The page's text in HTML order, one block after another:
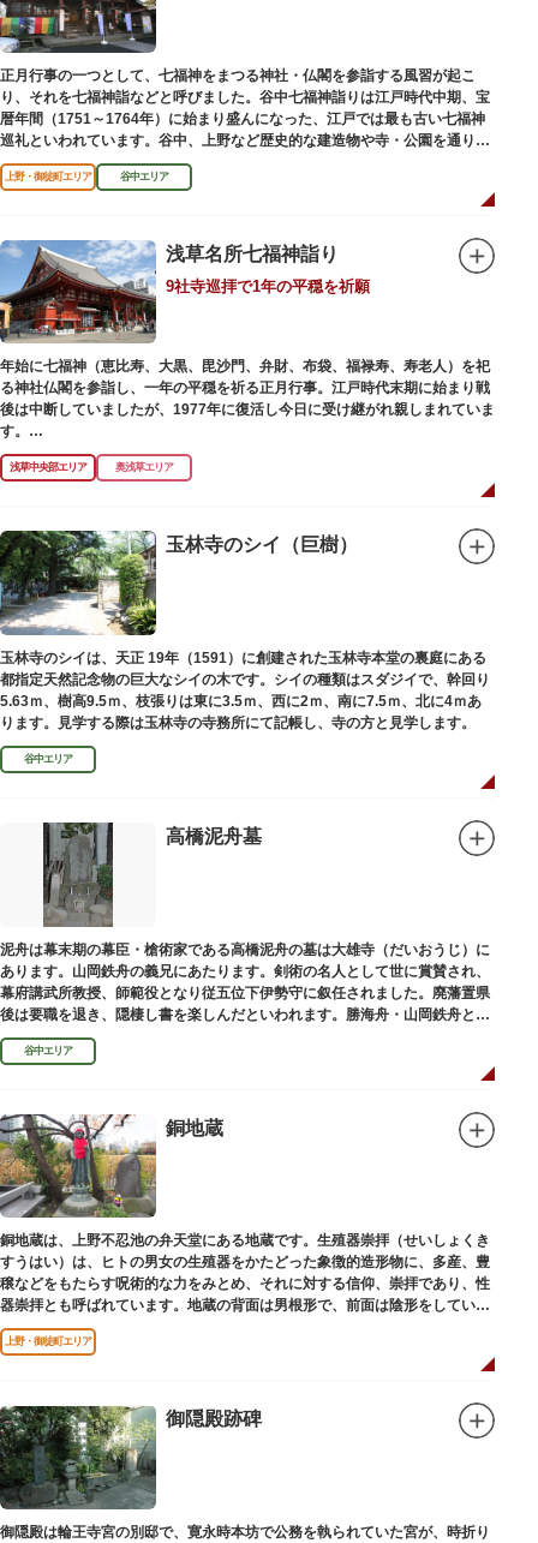
正月行事の一つとして、七福神をまつる神社・仏閣を参詣する風習が起こ
り、それを七福神詣などと呼びました。谷中七福神詣りは江戸時代中期、宝
暦年間（1751～1764年）に始まり盛んになった、江戸では最も古い七福神
巡礼といわれています。谷中、上野など歴史的な建造物や寺・公園を通りな
がら、ゆっくりと一日散策が楽しめるコースになっています。
上野・御徒町エリア 谷中エリア
浅草名所七福神詣り
9社寺巡拝で1年の平穏を祈願
年始に七福神（恵比寿、大黒、毘沙門、弁財、布袋、福禄寿、寿老人）を祀
る神社仏閣を参詣し、一年の平穏を祈る正月行事。江戸時代末期に始まり戦
後は中断していましたが、1977年に復活し今日に受け継がれ親しまれていま
す。
浅草名所七福神の特徴は福禄寿、寿老人が2社ずつあり、巡る社寺が9ヶ所あ
るところ。九は数の究み、鳩と言う字にも使われていて、鳩は「集まる」と
絵馬をつけ、色紙・福絵に御朱印をいただきながら巡拝しましょう。
江戸文化発祥の地といわれる浅草には、観音様の境内を中心として広く各所
に名所・旧跡があります。七福神をめぐる途中、これらの名跡も訪ねながら
江戸文化の面影を偲んでみてはいかがでしょうか。
御利益にあやかりながらの散策は、福徳と心の安らぎを与えてくれることで
しょう。
浅草中央部エリア 奥浅草エリア
玉林寺のシイ（巨樹）
玉林寺のシイは、天正 19年（1591）に創建された玉林寺本堂の裏庭にある
都指定天然記念物の巨大なシイの木です。シイの種類はスダジイで、幹回り
5.63ｍ、樹高9.5ｍ、枝張りは東に3.5ｍ、西に2ｍ、南に7.5ｍ、北に4ｍあ
ります。見学する際は玉林寺の寺務所にて記帳し、寺の方と見学します。
谷中エリア
高橋泥舟墓
泥舟は幕末期の幕臣・槍術家である高橋泥舟の墓は大雄寺（だいおうじ）に
あります。山岡鉄舟の義兄にあたります。剣術の名人として世に賞賛され、
幕府講武所教授、師範役となり従五位下伊勢守に叙任されました。廃藩置県
後は要職を退き、隠棲し書を楽しんだといわれます。勝海舟・山岡鉄舟と共
に幕末の三舟といわれています。
谷中エリア
銅地蔵
銅地蔵は、上野不忍池の弁天堂にある地蔵です。生殖器崇拝（せいしょくき
すうはい）は、ヒトの男女の生殖器をかたどった象徴的造形物に、多産、豊
穣などをもたらす呪術的な力をみとめ、それに対する信仰、崇拝であり、性
器崇拝とも呼ばれています。地蔵の背面は男根形で、前面は陰形をしていま
す。
上野・御徒町エリア
御隠殿跡碑
御隠殿は輪王寺宮の別邸で、寛永時本坊で公務を執られていた宮が、時折り